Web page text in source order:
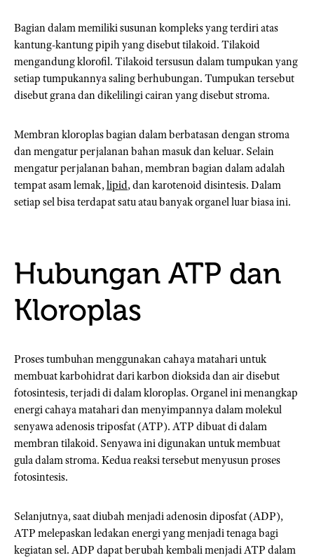
Bagian dalam memiliki susunan kompleks yang terdiri atas
kantung-kantung pipih yang disebut tilakoid. Tilakoid
mengandung klorofil. Tilakoid tersusun dalam tumpukan yang
setiap tumpukannya saling berhubungan. Tumpukan tersebut
disebut grana dan dikelilingi cairan yang disebut stroma.
Membran kloroplas bagian dalam berbatasan dengan stroma
dan mengatur perjalanan bahan masuk dan keluar. Selain
mengatur perjalanan bahan, membran bagian dalam adalah
tempat asam lemak,lipid, dan karotenoid disintesis. Dalam
setiap sel bisa terdapat satu atau banyak organel luar biasa ini.
Hubungan ATP dan
Kloroplas
Proses tumbuhan menggunakan cahaya matahari untuk
membuat karbohidrat dari karbon dioksida dan air disebut
fotosintesis, terjadi di dalam kloroplas. Organel ini menangkap
energi cahaya matahari dan menyimpannya dalam molekul
senyawa adenosis triposfat (ATP). ATP dibuat di dalam
membran tilakoid. Senyawa ini digunakan untuk membuat
gula dalam stroma. Kedua reaksi tersebut menyusun proses
fotosintesis.
Selanjutnya, saat diubah menjadi adenosin diposfat (ADP),
ATP melepaskan ledakan energi yang menjadi tenaga bagi
kegiatan sel. ADP dapat berubah kembali menjadi ATP dalam